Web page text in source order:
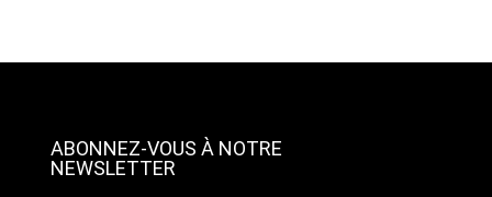
ABONNEZ-VOUS À NOTRE
NEWSLETTER